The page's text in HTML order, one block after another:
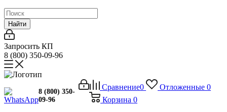
Найти
Запросить КП
8 (800) 350-09-96
Сравнение0 Отложенные 0
Корзина 0
8 (800) 350-
09-96